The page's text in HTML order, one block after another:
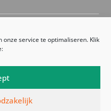
onze service te optimaliseren. Klik